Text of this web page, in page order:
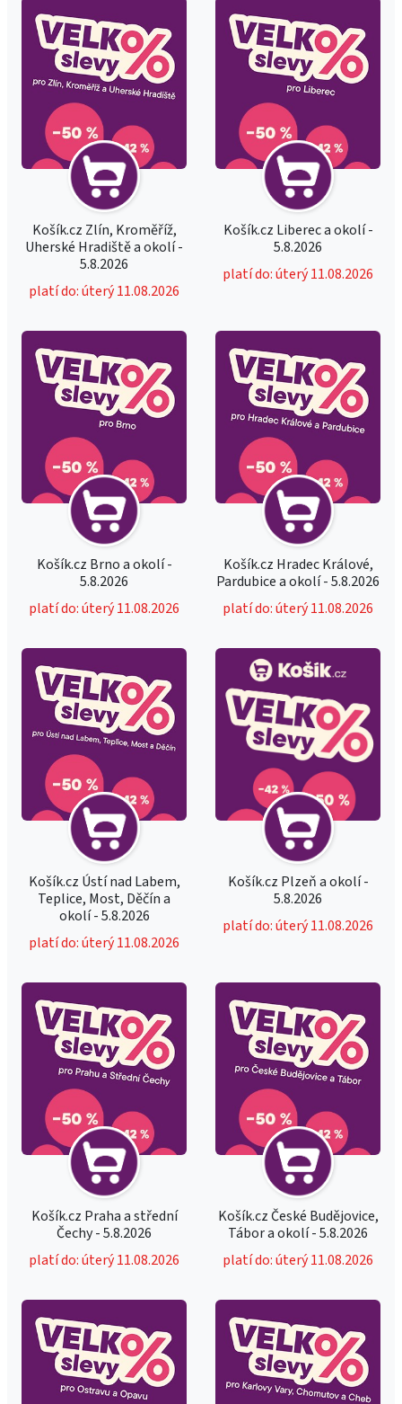
Košík.cz Zlín, Kroměříž,
Uherské Hradiště a okolí -
5.8.2026
platí do: úterý 11.08.2026
Košík.cz Liberec a okolí -
5.8.2026
platí do: úterý 11.08.2026
Košík.cz Brno a okolí -
5.8.2026
platí do: úterý 11.08.2026
Košík.cz Hradec Králové,
Pardubice a okolí - 5.8.2026
platí do: úterý 11.08.2026
Košík.cz Ústí nad Labem,
Teplice, Most, Děčín a
okolí - 5.8.2026
platí do: úterý 11.08.2026
Košík.cz Plzeň a okolí -
5.8.2026
platí do: úterý 11.08.2026
Košík.cz Praha a střední
Čechy - 5.8.2026
platí do: úterý 11.08.2026
Košík.cz České Budějovice,
Tábor a okolí - 5.8.2026
platí do: úterý 11.08.2026